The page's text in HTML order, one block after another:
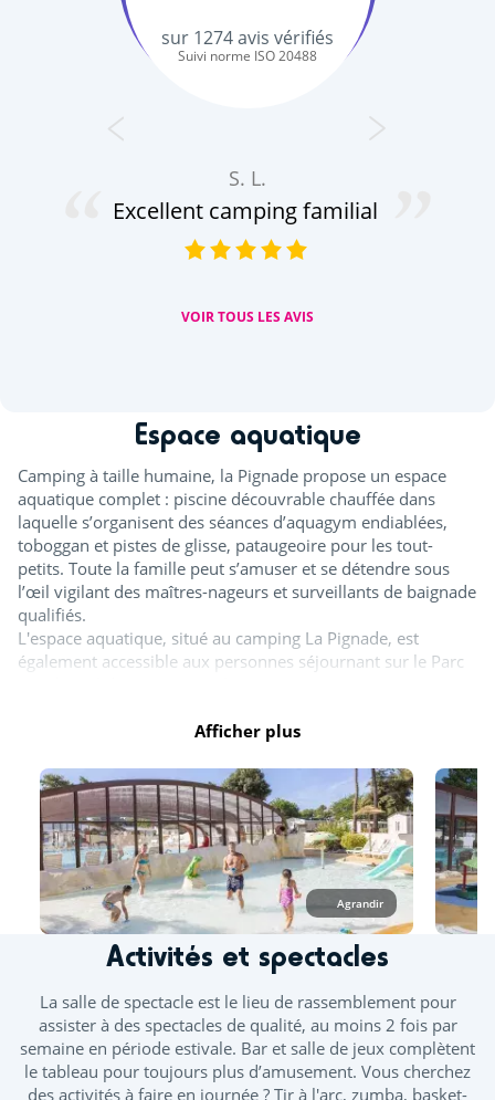
sur 1274avis vérifiés
Suivi norme ISO 20488
S. L.
Excellent camping familial
VOIR TOUS LES AVIS
Espace aquatique
Camping à taille humaine, la Pignade propose un espace
aquatique complet : piscine découvrable chauffée dans
laquelle s’organisent des séances d’aquagym endiablées,
toboggan et pistes de glisse, pataugeoire pour les tout-
petits. Toute la famille peut s’amuser et se détendre sous
l’œil vigilant des maîtres-nageurs et surveillants de baignade
qualifiés.
L'espace aquatique, situé au camping La Pignade, est
également accessible aux personnes séjournant sur le Parc
Avril : de 10h à 12h30 et de 14h à 17h30
Mai, juin et septembre : de 10h à 12h30 et de 14h à 18h30
Juillet et août : de 10h à 19h30
Octobre : de 10h à 12h30 et de 14h à 17h30
Tout l'espace aquatique est ouvert en juillet et août. A
minima, un bassin couvert est ouvert d'avril à novembre.
Les toboggans ainsi que la splashzone sont ouverts à partir
de mi-juin. Des journées continues vous sont proposées
À l’espace aquatique, seuls les vêtements de bain
confectionnés dans un tissu adapté à la baignade sont
autorisés, tels que les maillots (une ou deux pièces), boxers,
bikinis ou burkinis.
Afficher plus
Agrandir
Activités et spectacles
La salle de spectacle est le lieu de rassemblement pour
assister à des spectacles de qualité, au moins 2 fois par
semaine en période estivale. Bar et salle de jeux complètent
le tableau pour toujours plus d’amusement. Vous cherchez
des activités à faire en journée ? Tir à l'arc, zumba, basket-